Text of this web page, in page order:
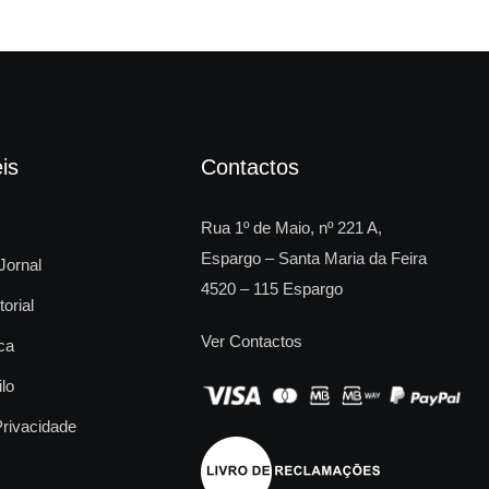
Contactos
Rua 1º de Maio, nº 221 A,
Espargo – Santa Maria da Feira
4520 – 115 Espargo
Ver Contactos